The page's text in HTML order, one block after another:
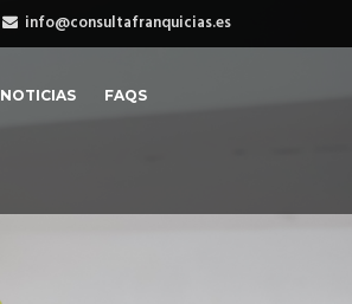
info@consultafranquicias.es
NOTICIAS FAQS